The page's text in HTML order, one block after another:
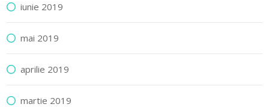
iunie 2019
mai 2019
aprilie 2019
martie 2019